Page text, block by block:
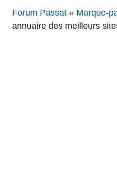
Forum Passat » Marque-
annuaire des meilleurs